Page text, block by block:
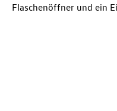
Flaschenöffner und ein